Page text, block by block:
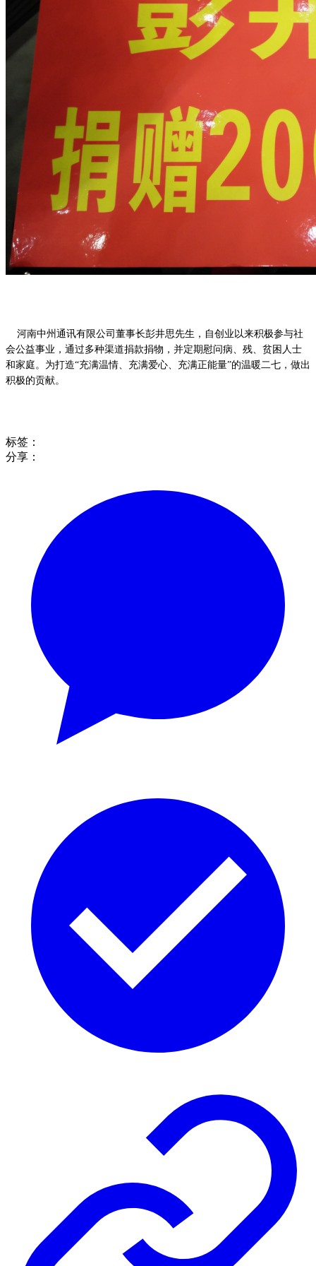
河南中州通讯有限公司董事长彭井思先生，自创业以来积极参与社
会公益事业，通过多种渠道捐款捐物，并定期慰问病、残、贫困人士
和家庭。为打造“充满温情、充满爱心、充满正能量”的温暖二七，做出
积极的贡献。
标签：
分享：